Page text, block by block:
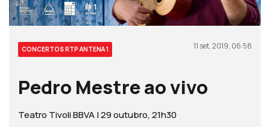
CONCERTOS RTP ANTENA 1 11 set, 2019, 06:58
Pedro Mestre ao vivo
Teatro Tivoli BBVA | 29 outubro, 21h30